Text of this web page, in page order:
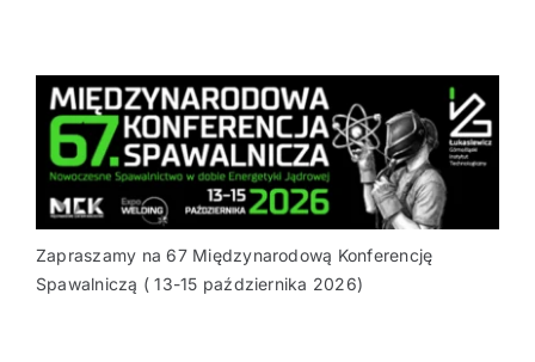
Zapraszamy na 67 Międzynarodową Konferencję
Spawalniczą ( 13-15 października 2026)